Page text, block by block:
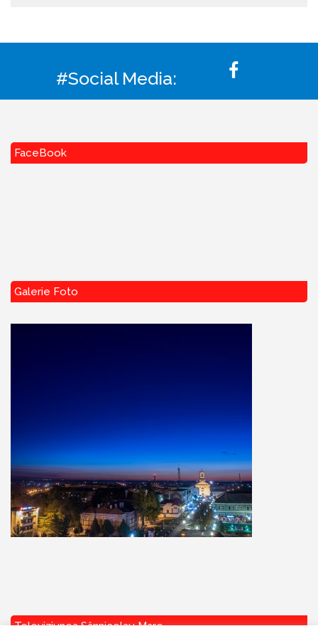
#Social Media:
FaceBook
Galerie Foto
Televiziunea Sânnicolau Mare